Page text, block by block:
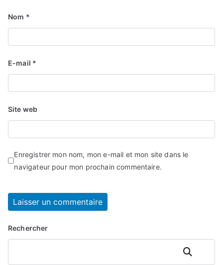
Nom *
E-mail *
Site web
Enregistrer mon nom, mon e-mail et mon site dans le
navigateur pour mon prochain commentaire.
Rechercher
Rechercher